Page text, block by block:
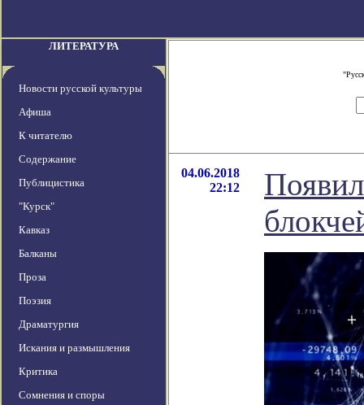
ЛИТЕРАТУРА
Новости русской культуры
Афиша
К читателю
Содержание
Публицистика
"Курск"
Кавказ
Балканы
Проза
Поэзия
Драматургия
Искания и размышления
Критика
Сомнения и споры
04.06.2018
22:12